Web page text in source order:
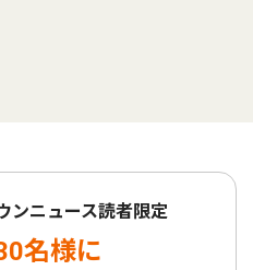
ンニュース読者限定
名様に